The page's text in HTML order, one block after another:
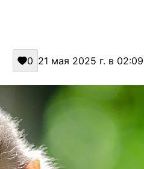
0 21 мая 2025 г. в 02:09